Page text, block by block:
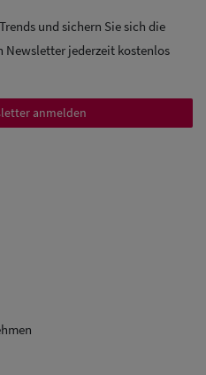
und sichern Sie sich die
Newsletter jederzeit kostenlos
anmelden